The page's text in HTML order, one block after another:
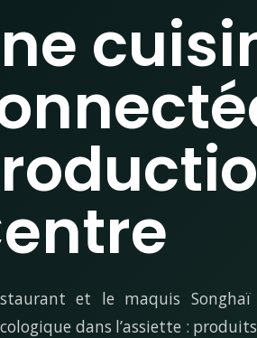
et le maquis Songhaï
dans l’assiette :